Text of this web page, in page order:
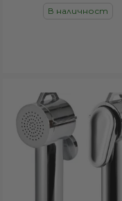
В наличност